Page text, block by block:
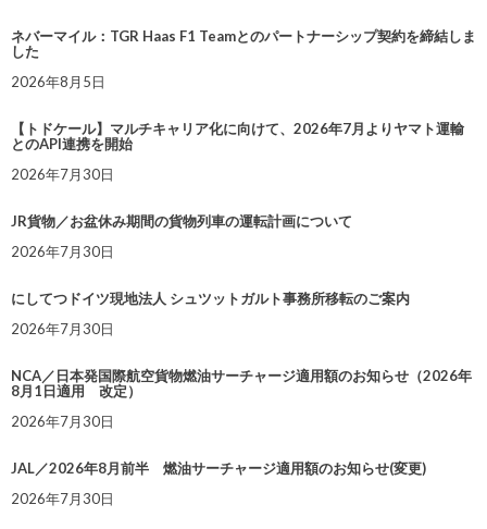
ネバーマイル：TGR Haas F1 Teamとのパートナーシップ契約を締結しま
した
2026年8月5日
【トドケール】マルチキャリア化に向けて、2026年7月よりヤマト運輸
とのAPI連携を開始
2026年7月30日
JR貨物／お盆休み期間の貨物列車の運転計画について
2026年7月30日
にしてつドイツ現地法人 シュツットガルト事務所移転のご案内
2026年7月30日
NCA／日本発国際航空貨物燃油サーチャージ適用額のお知らせ（2026年
8月1日適用 改定）
2026年7月30日
JAL／2026年8月前半 燃油サーチャージ適用額のお知らせ(変更)
2026年7月30日